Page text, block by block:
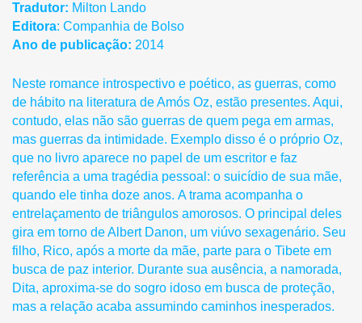
Tradutor: Milton Lando
Editora: Companhia de Bolso
Ano de publicação: 2014
Neste romance introspectivo e poético, as guerras, como
de hábito na literatura de Amós Oz, estão presentes. Aqui,
contudo, elas não são guerras de quem pega em armas,
mas guerras da intimidade. Exemplo disso é o próprio Oz,
que no livro aparece no papel de um escritor e faz
referência a uma tragédia pessoal: o suicídio de sua mãe,
quando ele tinha doze anos. A trama acompanha o
entrelaçamento de triângulos amorosos. O principal deles
gira em torno de Albert Danon, um viúvo sexagenário. Seu
filho, Rico, após a morte da mãe, parte para o Tibete em
busca de paz interior. Durante sua ausência, a namorada,
Dita, aproxima-se do sogro idoso em busca de proteção,
mas a relação acaba assumindo caminhos inesperados.